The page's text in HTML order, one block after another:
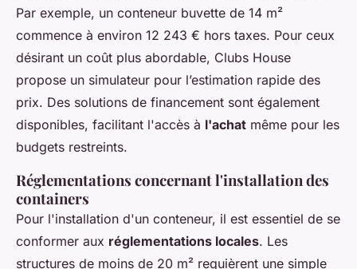
Par exemple, un conteneur buvette de 14 m²
commence à environ 12 243 € hors taxes. Pour ceux
désirant un coût plus abordable, Clubs House
propose un simulateur pour l’estimation rapide des
prix. Des solutions de financement sont également
disponibles, facilitant l'accès à l'achat même pour les
budgets restreints.
Réglementations concernant l'installation des
containers
Pour l'installation d'un conteneur, il est essentiel de se
conformer aux réglementations locales. Les
structures de moins de 20 m² requièrent une simple